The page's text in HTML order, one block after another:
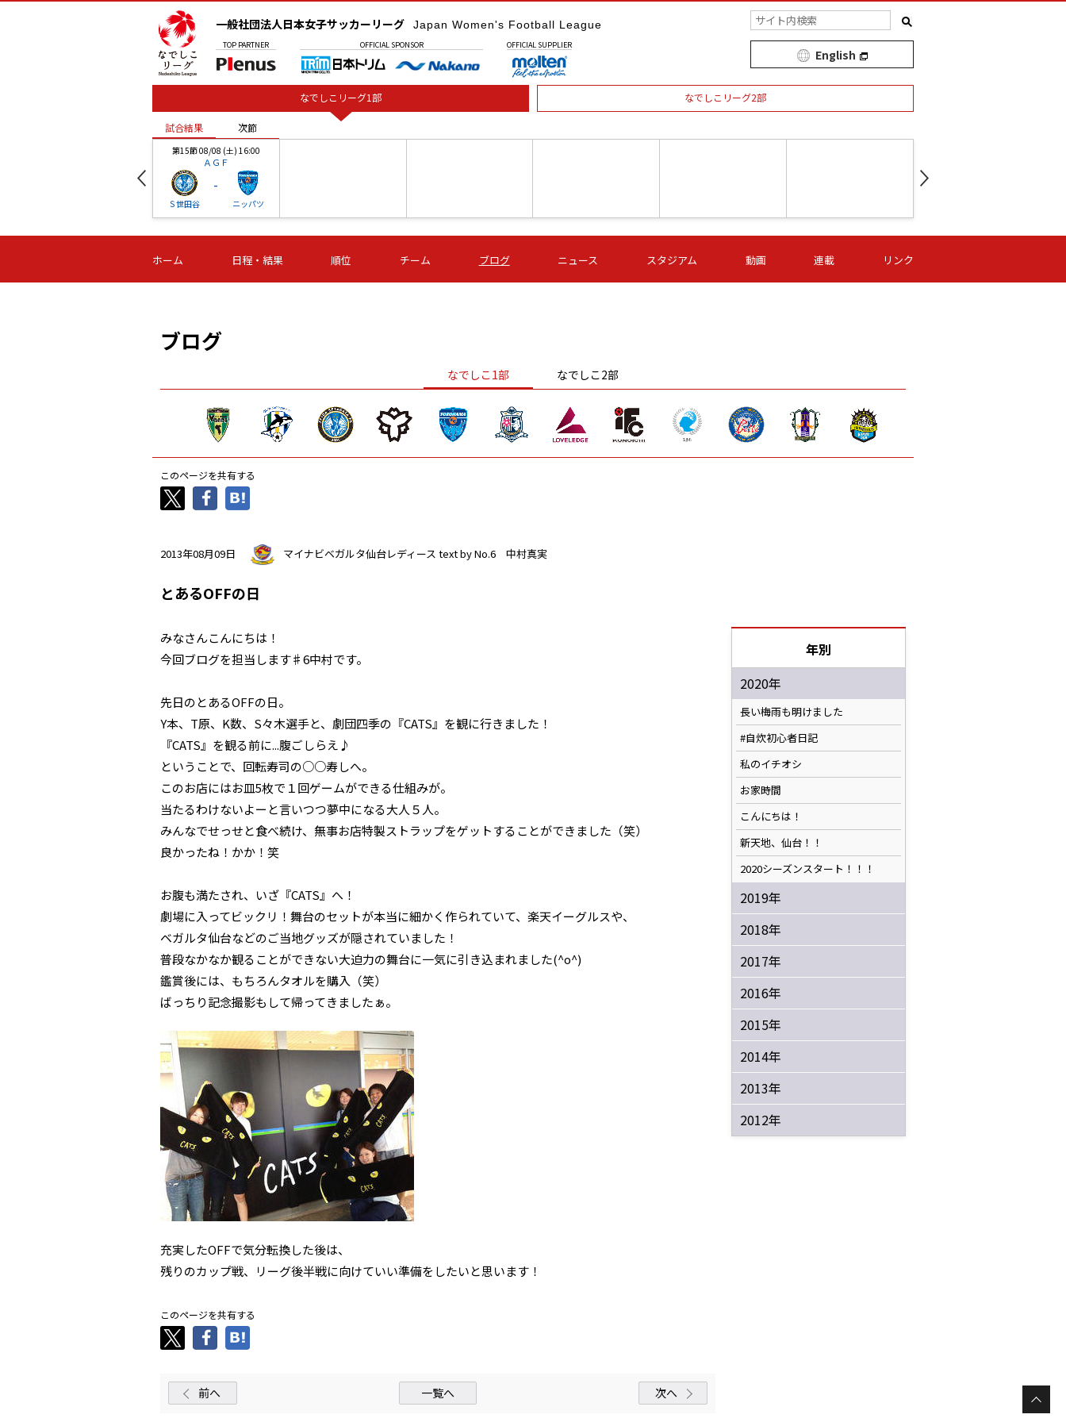
一般社団法人日本女子サッカーリーグ Japan Women's Football League
TOP PARTNER OFFICIAL SPONSOR OFFICIAL SUPPLIER
English
なでしこリーグ1部 なでしこリーグ2部
試合結果 次節
第15節 08/08 (土) 16:00
ＡＧＦ
Ｓ世田谷
-
ニッパツ
-
第16節 09/05 (土) 15:00
ニッパツ
-
第16節 09/05 (土) 15:00
石人の星
-
第16節 09/05 (土) 16:00
ＡＧＦ
-
いちご
-
第16節 09/06 (日) 15:00
-
第16節 09/06 (日) 15:00
- -
試合結果 次節
ホーム 日程・結果 順位 チーム ブログ ニュース スタジアム 動画 連載 リンク
ブログ
なでしこ1部 なでしこ2部
このページを共有する
2013年08月09日 マイナビベガルタ仙台レディース text by No.6 中村真実
とあるOFFの日
みなさんこんにちは！
今回ブログを担当します♯6中村です。
先日のとあるOFFの日。
Y本、T原、K数、S々木選手と、劇団四季の『CATS』を観に行きました！
『CATS』を観る前に...腹ごしらえ♪
ということで、回転寿司の○○寿しへ。
このお店にはお皿5枚で１回ゲームができる仕組みが。
当たるわけないよーと言いつつ夢中になる大人５人。
みんなでせっせと食べ続け、無事お店特製ストラップをゲットすることができました（笑）
良かったね！かか！笑
お腹も満たされ、いざ『CATS』へ！
劇場に入ってビックリ！舞台のセットが本当に細かく作られていて、楽天イーグルスや、
ベガルタ仙台などのご当地グッズが隠されていました！
普段なかなか観ることができない大迫力の舞台に一気に引き込まれました(^o^)
鑑賞後には、もちろんタオルを購入（笑）
ばっちり記念撮影もして帰ってきましたぁ。
充実したOFFで気分転換した後は、
残りのカップ戦、リーグ後半戦に向けていい準備をしたいと思います！
このページを共有する
前へ 一覧へ 次へ
年別
2020年
長い梅雨も明けました
#自炊初心者日記
私のイチオシ
お家時間
こんにちは！
新天地、仙台！！
2020シーズンスタート！！！
2019年
2018年
2017年
2016年
2015年
2014年
2013年
2012年